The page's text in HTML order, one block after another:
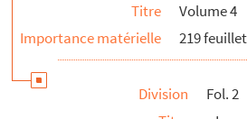
Titre
Volume 4
Importance matérielle
219
Division
Fol. 2